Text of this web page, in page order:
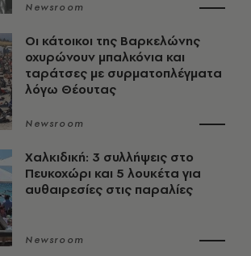
Newsroom
Οι κάτοικοι της Βαρκελώνης
οχυρώνουν μπαλκόνια και
ταράτσες με συρματοπλέγματα
λόγω Θέουτας
Newsroom
Χαλκιδική: 3 συλλήψεις στο
Πευκοχώρι και 5 λουκέτα για
αυθαιρεσίες στις παραλίες
Newsroom